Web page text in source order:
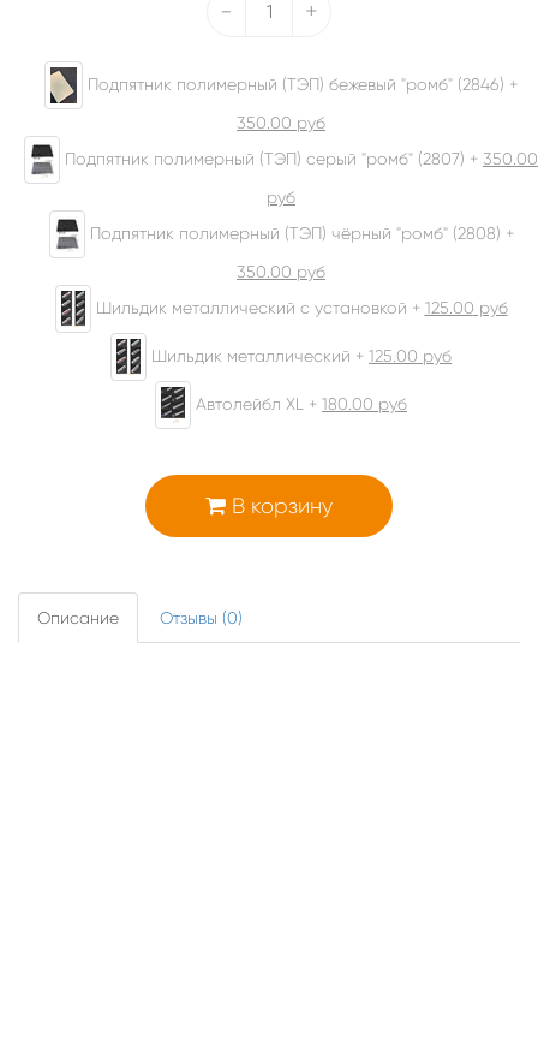
- +
Подпятник полимерный (ТЭП) бежевый "ромб" (2846) +
350.00 руб
Подпятник полимерный (ТЭП) серый "ромб" (2807) + 350.00
руб
Подпятник полимерный (ТЭП) чёрный "ромб" (2808) +
350.00 руб
Шильдик металлический с установкой + 125.00 руб
Шильдик металлический + 125.00 руб
Автолейбл XL + 180.00 руб
В корзину
Описание Отзывы (0)